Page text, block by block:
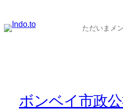
容
ただいまメ
ボンベイ市政